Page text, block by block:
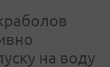
на воду